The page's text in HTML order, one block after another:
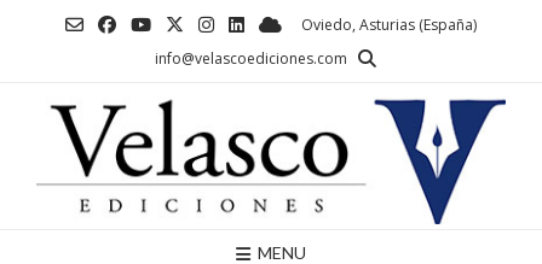
Oviedo, Asturias (España)
info@velascoediciones.com
MENU